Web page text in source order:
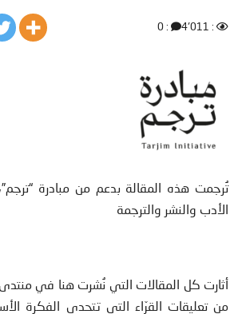
: 4٬011 : 0
تُرجمت هذه المقالة بدعم من مبادرة
الأدب والنشر والترجمة
أثارت كل المقالات التي نُشرت هنا في منتدى
من تعليقات القرّاء التي تتحدى الفكرة